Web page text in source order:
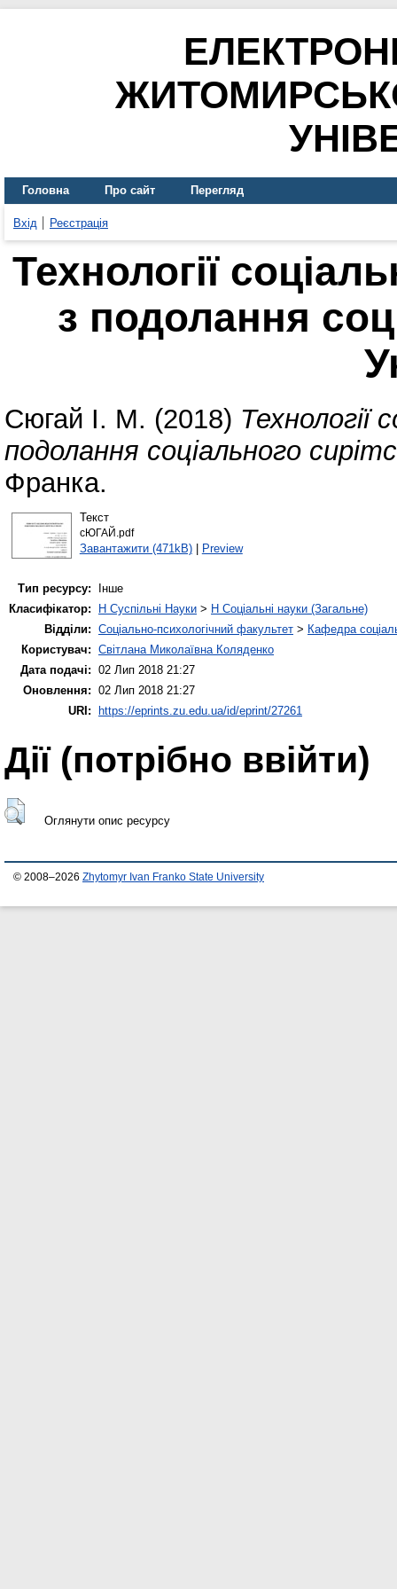
Головна Про сайт Перегляд
Вхід Реєстрація
Технології
з подолання
Сюгай І. М. (2018) Технології
подолання соціального
Франка.
Текст
сЮГАЙ.pdf
Завантажити (471kB)| Preview
Тип ресурсу:
Інше
Класифікатор:
H Суспільні Науки > H Соціальні науки (Загальне)
Відділи: Соціально-психологічний факультет > Кафедра
Користувач: Світлана Миколаївна Коляденко
Дата подачі: 02 Лип 2018 21:27
Оновлення: 02 Лип 2018 21:27
URI:
https://eprints.zu.edu.ua/id/eprint/27261
Дії ​​(потрібно ввійти)
Оглянути опис ресурсу
© 2008–2026 Zhytomyr Ivan Franko State University